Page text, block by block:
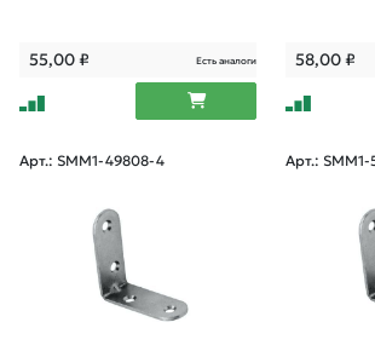
55,00₽ Есть аналоги 58,00₽
Арт.: SMM1-49808-4 Арт.: